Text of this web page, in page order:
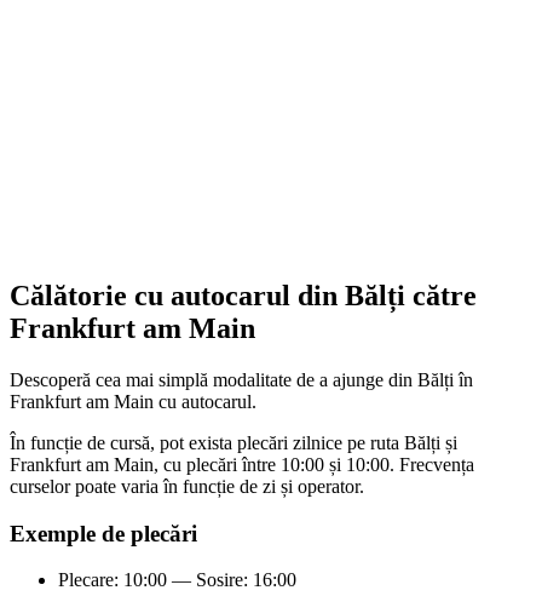
Călătorie cu autocarul din Bălți către
Frankfurt am Main
Descoperă cea mai simplă modalitate de a ajunge din Bălți în
Frankfurt am Main cu autocarul.
În funcție de cursă, pot exista plecări zilnice pe ruta Bălți și
Frankfurt am Main, cu plecări între 10:00 și 10:00. Frecvența
curselor poate varia în funcție de zi și operator.
Exemple de plecări
Plecare: 10:00 — Sosire: 16:00